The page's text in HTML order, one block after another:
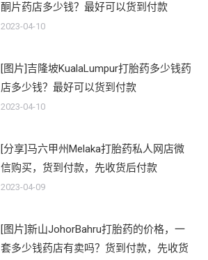
酮片药店多少钱？最好可以货到付款
2023-04-10
[图片]吉隆坡KualaLumpur打胎药多少钱药
店多少钱？最好可以货到付款
2023-04-10
[分享]马六甲州Melaka打胎药私人网店微
信购买，货到付款，先收货后付款
2023-04-09
[图片]新山JohorBahru打胎药的价格，一
套多少钱药店有卖吗？货到付款，先收货